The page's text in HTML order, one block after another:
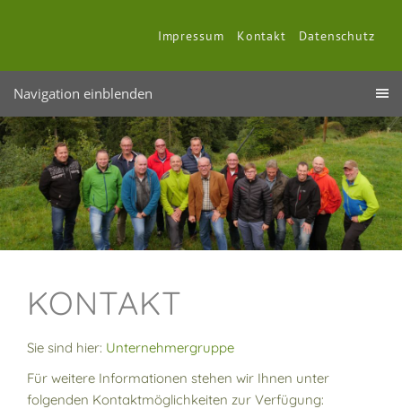
Impressum Kontakt Datenschutz
Navigation einblenden
KONTAKT
Sie sind hier: Unternehmergruppe
Für weitere Informationen stehen wir Ihnen unter
folgenden Kontaktmöglichkeiten zur Verfügung: